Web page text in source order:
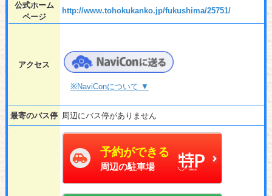
公式ホーム
ページ
http://www.tohokukanko.jp/fukushima/25751/
アクセス
※NaviConについて ▼
最寄のバス停 周辺にバス停がありません
予約ができる
周辺の駐車場